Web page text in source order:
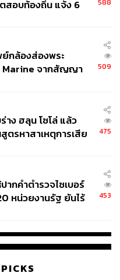
สอบท้องถิ่น แจ้ง 6
588
กล้องส่องพระ
Marine จากสัญญา
บุแบรนด์
509
าง ฮลุน โซโล่ แล้ว
ตรหาสาเหตุการเสีย
475
ปากคำตำรวจไซเบอร์
หน่วยงานรัฐ ยันไร้
453